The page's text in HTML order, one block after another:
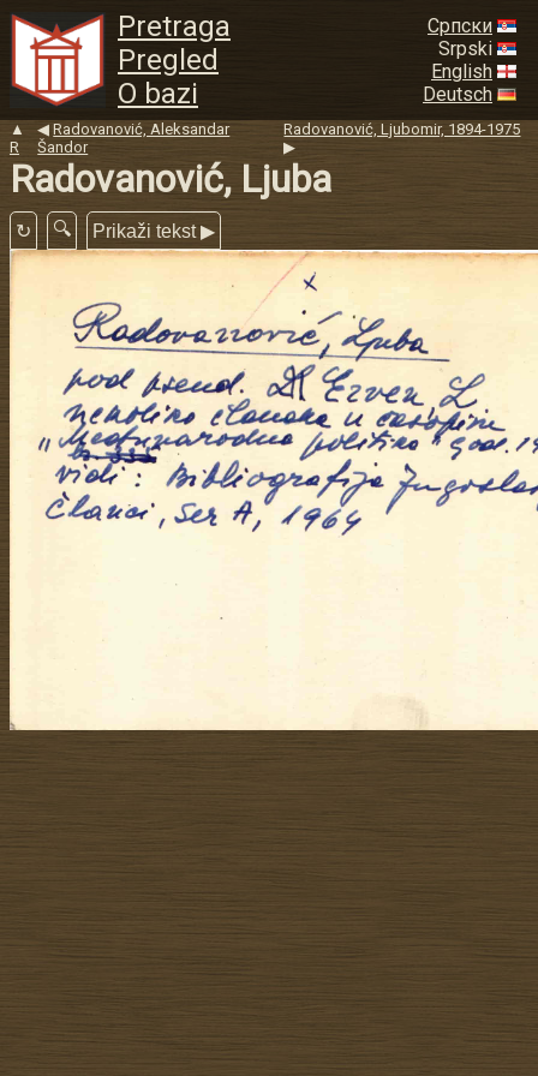
Pretraga
Pregled
O bazi
Српски
Srpski
English
Deutsch
▲
R
◀Radovanović, Aleksandar
Šandor
Radovanović, Ljubomir, 1894-1975
▶
Radovanović, Ljuba